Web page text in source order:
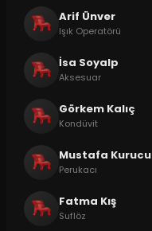
Arif Ünver
Işık Operatörü
İsa Soyalp
Aksesuar
Görkem Kalıç
Kondüvit
Mustafa Kurucu
Perukacı
Fatma Kış
Suflöz